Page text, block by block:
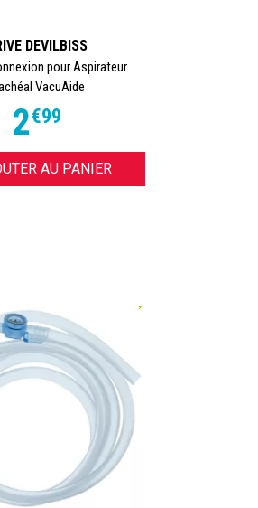
DEVILBISS
pour Aspirateur
VacuAide
2€99
AU PANIER